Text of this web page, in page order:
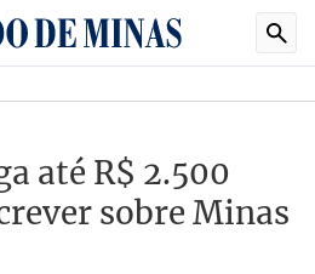
até R$ 2.500
sobre Minas